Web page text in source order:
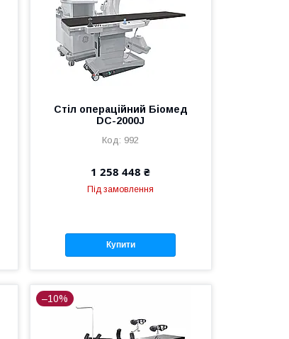
Стіл операційний Біомед
DC-2000J
992
1 258 448 ₴
Під замовлення
Купити
–10%